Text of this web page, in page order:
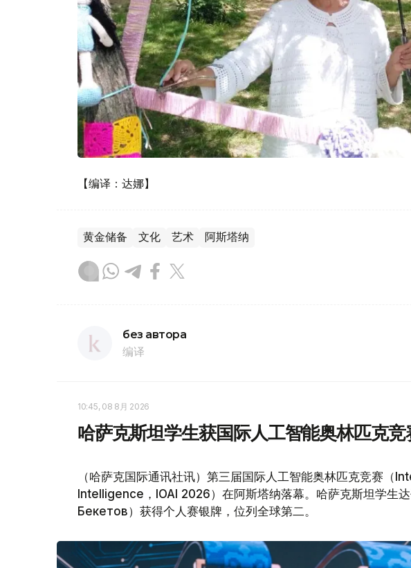
【编译：达娜】
黄金储备 文化 艺术 阿斯塔纳
без автора
编译
10:45, 08 8月 2026
哈萨克斯坦学生获国际人工智能奥林匹克竞
（哈萨克国际通讯社讯）第三届国际人工智能奥林匹克竞赛
Intelligence，IOAI 2026）在阿斯塔纳落幕。哈萨克斯坦学生
Бекетов）获得个人赛银牌，位列全球第二。